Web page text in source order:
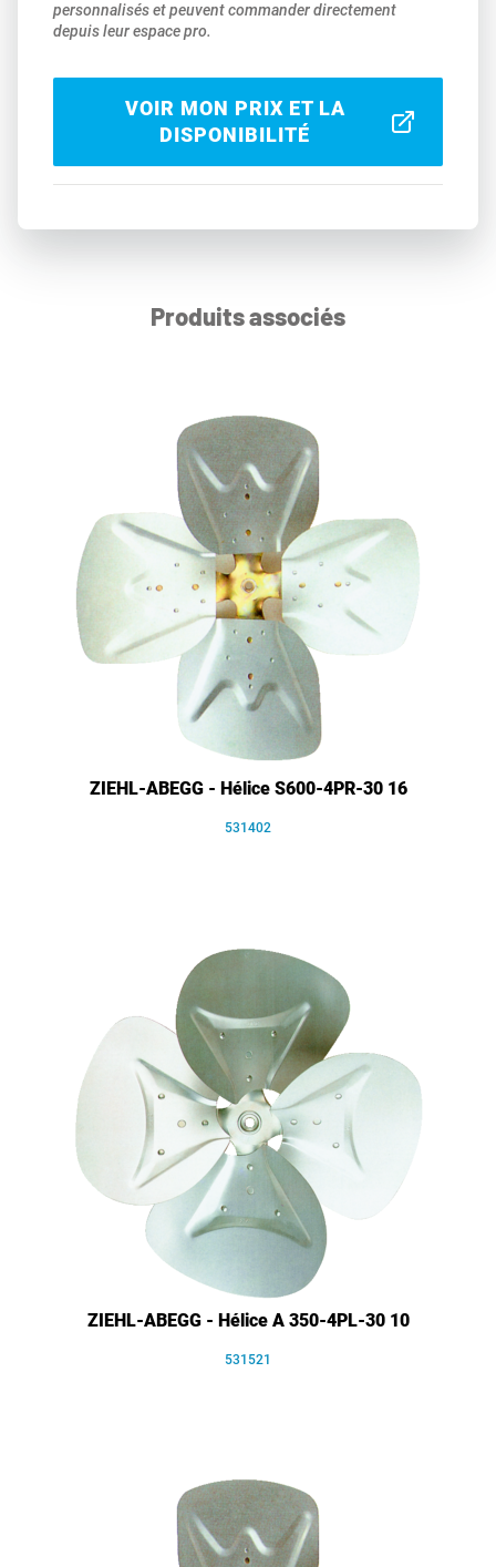
personnalisés et peuvent commander directement
depuis leur espace pro.
VOIR MON PRIX ET LA
DISPONIBILITÉ
Produits associés
ZIEHL-ABEGG - Hélice S600-4PR-30 16
531402
ZIEHL-ABEGG - Hélice A 350-4PL-30 10
531521